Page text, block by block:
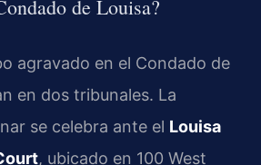
de Louisa?
agravado en el Condado de
en dos tribunales. La
se celebra ante el Louisa
, ubicado en 100 West